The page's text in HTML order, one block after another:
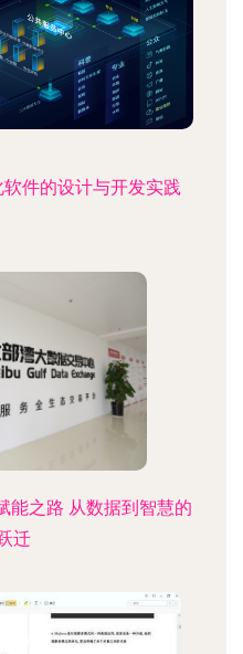
件的设计与开发实践
能之路 从数据到智慧的
迁